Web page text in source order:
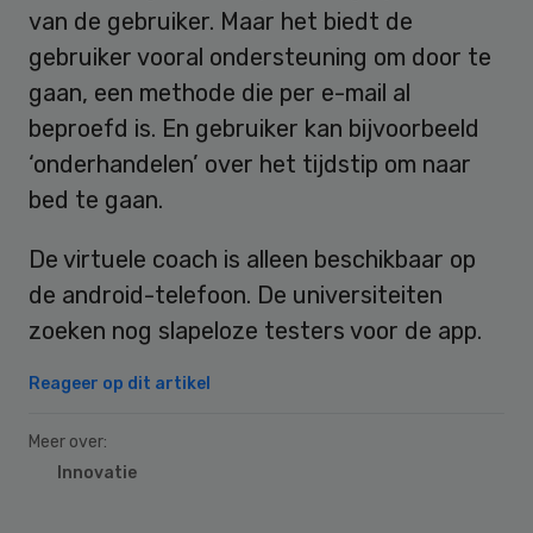
van de gebruiker. Maar het biedt de
gebruiker vooral ondersteuning om door te
gaan, een methode die per e-mail al
beproefd is. En gebruiker kan bijvoorbeeld
‘onderhandelen’ over het tijdstip om naar
bed te gaan.
De virtuele coach is alleen beschikbaar op
de android-telefoon. De universiteiten
zoeken nog slapeloze testers voor de app.
Reageer op dit artikel
Meer over:
Innovatie